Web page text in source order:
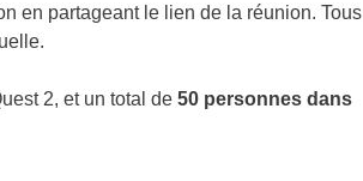
en partageant le lien de la réunion. Tous
2, et un total de50 personnes dans